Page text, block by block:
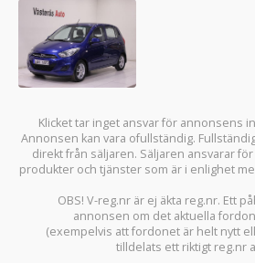
Klicket tar inget ansvar för annonsens
Annonsen kan vara ofullständig.
direkt från säljaren. Säljaren ansvarar
produkter och tjänster som är i enlighet
OBS! V-reg.nr är ej äkta reg.nr. Ett
annonsen om det aktuella
(exempelvis att fordonet är helt nytt
tilldelats ett riktigt reg.nr